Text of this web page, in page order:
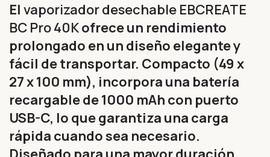
El vaporizador desechable EBCREATE
BC Pro 40Kofrece un rendimiento
prolongado en un diseño elegante y
fácil de transportar. Compacto (49 x
27 x 100 mm), incorpora una batería
recargable de 1000 mAh con puerto
USB-C, lo que garantiza una carga
rápida cuando sea necesario.